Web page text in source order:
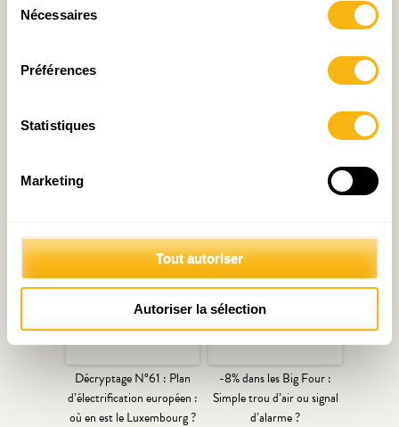
Nécessaires
Préférences
Statistiques
Marketing
Tout autoriser
Autoriser la sélection
menace de la vague de
Décryptage N°61 : Plan
d’électrification européen :
où en est le Luxembourg ?
-8% dans les Big Four :
Simple trou d’air ou signal
d’alarme ?